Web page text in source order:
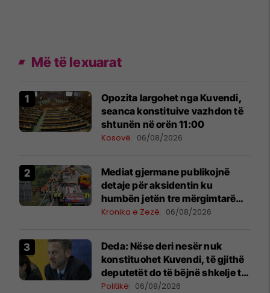
Më të lexuarat
Opozita largohet nga Kuvendi,
seanca konstituive vazhdon të
shtunën në orën 11:00
Kosovë 06/08/2026
Mediat gjermane publikojnë
detaje për aksidentin ku
humbën jetën tre mërgimtarë
nga Komogllava e Ferizajt
Kronika e Zezë 06/08/2026
Deda: Nëse deri nesër nuk
konstituohet Kuvendi, të gjithë
deputetët do të bëjnë shkelje të
rëndë kushtetuese
Politikë 06/08/2026